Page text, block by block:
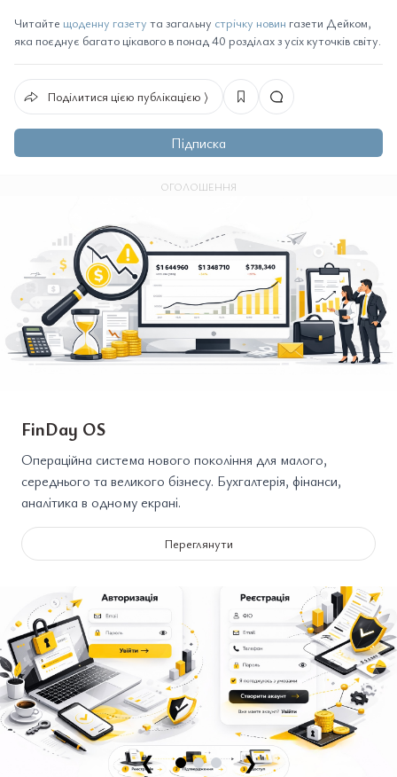
Читайте щоденну газету та загальну стрічку новин газети Дейком,
яка поєднує багато цікавого в понад 40 розділах з усіх куточків світу.
Поділитися цією публікацією ⟩
Підписка
ОГОЛОШЕННЯ
FinDay OS
Операційна система нового покоління для малого,
середнього та великого бізнесу. Бухгалтерія, фінанси,
аналітика в одному екрані.
Переглянути
❮ ❯